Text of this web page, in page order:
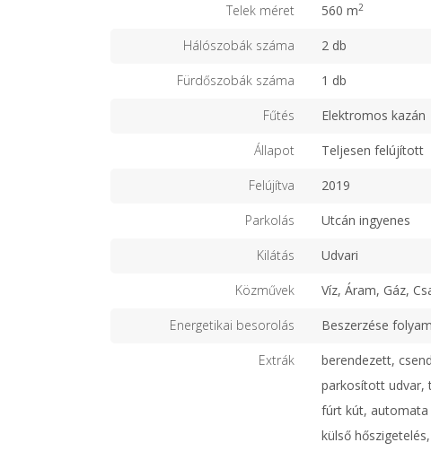
Telek méret 560 m2
Hálószobák száma 2 db
Fürdőszobák száma 1 db
Fűtés Elektromos kazán
Állapot Teljesen felújított
Felújítva 2019
Parkolás Utcán ingyenes
Kilátás Udvari
Közművek Víz, Áram, Gáz,
Energetikai besorolás Beszerzése
Extrák
berendezett,
parkosított udvar,
fúrt kút, automata
külső